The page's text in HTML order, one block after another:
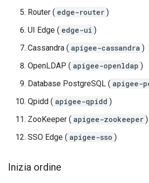
Router ( edge-router )
UI Edge ( edge-ui )
Cassandra ( apigee-cassandra )
OpenLDAP ( apigee-openldap )
Database PostgreSQL ( apigee-
Qpidd ( apigee-qpidd )
ZooKeeper ( apigee-zookeeper )
SSO Edge ( apigee-sso )
Inizia ordine